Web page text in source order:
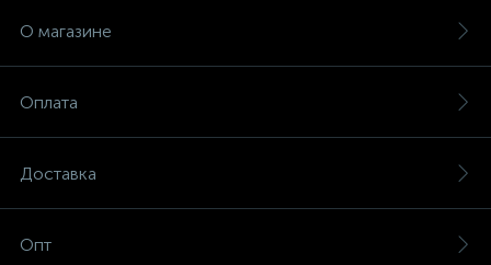
О магазине
Оплата
Доставка
Опт